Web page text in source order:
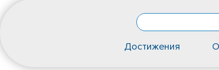
Достижения